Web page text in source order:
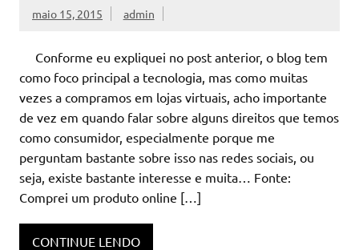
maio 15, 2015 admin
Conforme eu expliquei no post anterior, o blog tem
como foco principal a tecnologia, mas como muitas
vezes a compramos em lojas virtuais, acho importante
de vez em quando falar sobre alguns direitos que temos
como consumidor, especialmente porque me
perguntam bastante sobre isso nas redes sociais, ou
seja, existe bastante interesse e muita… Fonte:
Comprei um produto online […]
CONTINUE LENDO